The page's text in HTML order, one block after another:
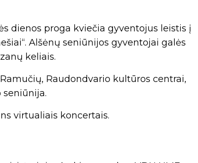
dienos proga kviečia gyventojus leistis į
Alšėnų seniūnijos gyventojai galės
keliais.
Raudondvario kultūros centrai,
seniūnija.
virtualiais koncertais.